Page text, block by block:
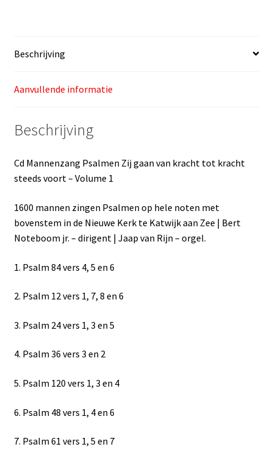
aantal
Beschrijving
Aanvullende informatie
Beschrijving
Cd Mannenzang Psalmen Zij gaan van kracht tot kracht
steeds voort – Volume 1
1600 mannen zingen Psalmen op hele noten met
bovenstem in de Nieuwe Kerk te Katwijk aan Zee | Bert
Noteboom jr. – dirigent | Jaap van Rijn – orgel.
1. Psalm 84 vers 4, 5 en 6
2. Psalm 12 vers 1, 7, 8 en 6
3. Psalm 24 vers 1, 3 en 5
4. Psalm 36 vers 3 en 2
5. Psalm 120 vers 1, 3 en 4
6. Psalm 48 vers 1, 4 en 6
7. Psalm 61 vers 1, 5 en 7